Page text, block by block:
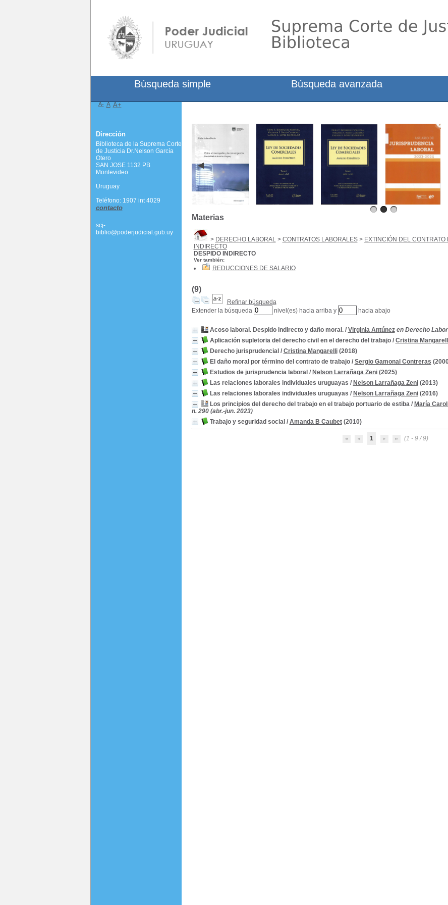
Materias
> DERECHO LABORAL> CONTRATOS LABORALES> EXTINCIÓN DEL CONTRATO
INDIRECTO
DESPIDO INDIRECTO
Ver también:
REDUCCIONES DE SALARIO
(9)
Refinar búsqueda
Extender la búsqueda
nivel(es) hacia arriba y hacia abajo
Acoso laboral. Despido indirecto y daño moral./ Virginia Antúnez en Derecho
Aplicación supletoria del derecho civil en el derecho del trabajo/ Cristina
Derecho jurisprudencial / Cristina Mangarelli(2018)
El daño moral por término del contrato de trabajo/ Sergio Gamonal Contreras
Estudios de jurisprudencia laboral / Nelson Larrañaga Zeni(2025)
Las relaciones laborales individuales uruguayas / Nelson Larrañaga Zeni(2013)
Las relaciones laborales individuales uruguayas / Nelson Larrañaga Zeni(2016)
Los principios del derecho del trabajo en el trabajo portuario de estiba/ María
n. 290 (abr.-jun. 2023)
Trabajo y seguridad social / Amanda B Caubet(2010)
1 (1 - 9 / 9)
Búsqueda simple Búsqueda avanzada
A- A A+
Dirección
Biblioteca de la Suprema Corte
de Justicia Dr.Nelson García
Otero
SAN JOSE 1132 PB
Montevideo
Uruguay
Teléfono: 1907 int 4029
contacto
scj-
biblio@poderjudicial.gub.uy